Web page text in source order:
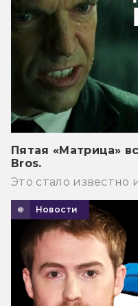
Пятая «Матрица»
Bros.
Это стало известно
Новости